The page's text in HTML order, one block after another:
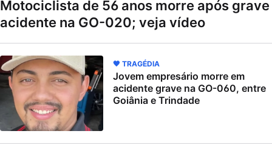
Motociclista de 56 anos morre após grave
acidente na GO-020; veja vídeo
🖤 TRAGÉDIA
Jovem empresário morre em
acidente grave na GO-060, entre
Goiânia e Trindade